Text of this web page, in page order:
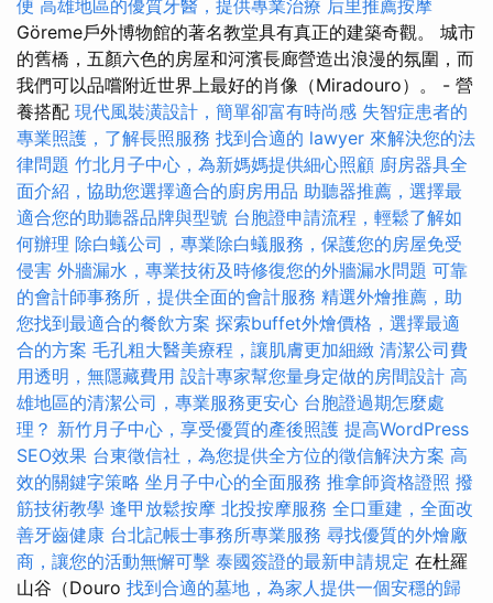
便 高雄地區的優質牙醫，提供專業治療 后里推薦按摩
Göreme戶外博物館的著名教堂具有真正的建築奇觀。 城市
的舊橋，五顏六色的房屋和河濱長廊營造出浪漫的氛圍，而
我們可以品嚐附近世界上最好的肖像（Miradouro）。 - 營
養搭配 現代風裝潢設計，簡單卻富有時尚感 失智症患者的
專業照護，了解長照服務 找到合適的 lawyer 來解決您的法
律問題 竹北月子中心，為新媽媽提供細心照顧 廚房器具全
面介紹，協助您選擇適合的廚房用品 助聽器推薦，選擇最
適合您的助聽器品牌與型號 台胞證申請流程，輕鬆了解如
何辦理 除白蟻公司，專業除白蟻服務，保護您的房屋免受
侵害 外牆漏水，專業技術及時修復您的外牆漏水問題 可靠
的會計師事務所，提供全面的會計服務 精選外燴推薦，助
您找到最適合的餐飲方案 探索buffet外燴價格，選擇最適
合的方案 毛孔粗大醫美療程，讓肌膚更加細緻 清潔公司費
用透明，無隱藏費用 設計專家幫您量身定做的房間設計 高
雄地區的清潔公司，專業服務更安心 台胞證過期怎麼處
理？ 新竹月子中心，享受優質的產後照護 提高WordPress
SEO效果 台東徵信社，為您提供全方位的徵信解決方案 高
效的關鍵字策略 坐月子中心的全面服務 推拿師資格證照 撥
筋技術教學 逢甲放鬆按摩 北投按摩服務 全口重建，全面改
善牙齒健康 台北記帳士事務所專業服務 尋找優質的外燴廠
商，讓您的活動無懈可擊 泰國簽證的最新申請規定 在杜羅
山谷（Douro 找到合適的墓地，為家人提供一個安穩的歸